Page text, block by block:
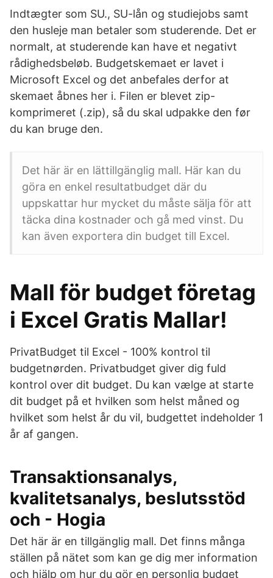
Indtægter som SU., SU-lån og studiejobs samt
den husleje man betaler som studerende. Det er
normalt, at studerende kan have et negativt
rådighedsbeløb. Budgetskemaet er lavet i
Microsoft Excel og det anbefales derfor at
skemaet åbnes her i. Filen er blevet zip-
komprimeret (.zip), så du skal udpakke den før
du kan bruge den.
Det här är en lättillgänglig mall. Här kan du
göra en enkel resultatbudget där du
uppskattar hur mycket du måste sälja för att
täcka dina kostnader och gå med vinst. Du
kan även exportera din budget till Excel.
Mall för budget företag
i Excel Gratis Mallar!
PrivatBudget til Excel - 100% kontrol til
budgetnørden. Privatbudget giver dig fuld
kontrol over dit budget. Du kan vælge at starte
dit budget på et hvilken som helst måned og
hvilket som helst år du vil, budgettet indeholder 1
år af gangen.
Transaktionsanalys,
kvalitetsanalys, beslutsstöd
och - Hogia
Det här är en tillgänglig mall. Det finns många
ställen på nätet som kan ge dig mer information
och hjälp om hur du gör en personlig budget